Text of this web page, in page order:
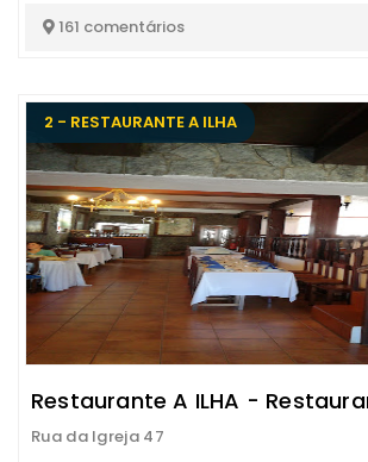
161 comentários
2 - RESTAURANTE A ILHA
Restaurante A ILHA -
Rua da Igreja 47